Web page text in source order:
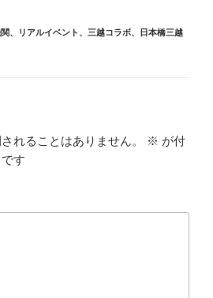
、 リアルイベント 、 三越コラボ、
日本橋三越
れることはありません。 ※ が付
す